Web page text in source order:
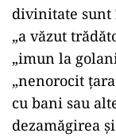
divinitate sunt
„a văzut
„imun la
„nenorocit
cu bani sau
dezamăgirea